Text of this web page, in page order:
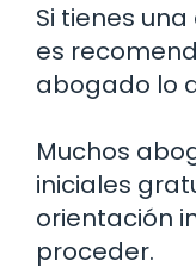
Si tienes
es
abogado lo
Muchos
iniciales
orientación
proceder.